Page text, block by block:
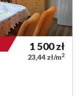
1 500zł
23,44 zł/m2